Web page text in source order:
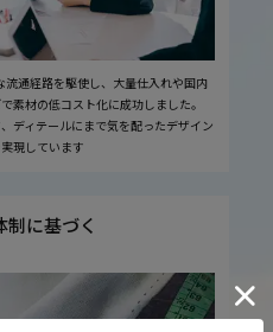
通経路を駆使し、大量仕入れや国内
素材の低コスト化に成功しました。
ディテールにまで気を配ったデザイン
現しています
に基づく